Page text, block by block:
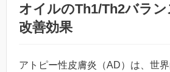
オイルのTh1/Th2バラ
改善効果
アトピー性皮膚炎（AD）は、世